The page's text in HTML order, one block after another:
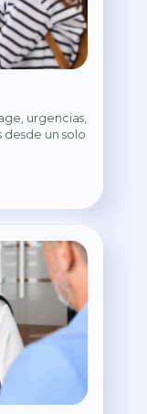
urgencias,
un solo